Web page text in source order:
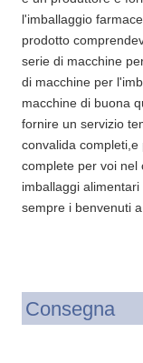
l'imballaggio
prodotto
serie di macchine
di macchine per
macchine di buona
fornire un servizio
convalida
complete per voi nel
imballaggi
sempre i benvenuti
Consegna